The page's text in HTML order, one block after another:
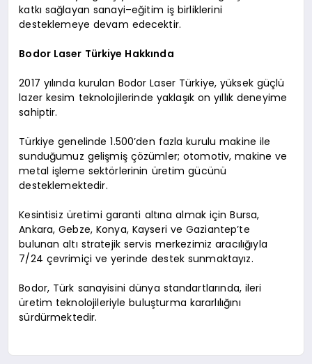
katkı sağlayan sanayi–eğitim iş birliklerini
desteklemeye devam edecektir.
Bodor Laser Türkiye Hakkında
2017 yılında kurulan Bodor Laser Türkiye, yüksek güçlü
lazer kesim teknolojilerinde yaklaşık on yıllık deneyime
sahiptir.
Türkiye genelinde 1.500’den fazla kurulu makine ile
sunduğumuz gelişmiş çözümler; otomotiv, makine ve
metal işleme sektörlerinin üretim gücünü
desteklemektedir.
Kesintisiz üretimi garanti altına almak için Bursa,
Ankara, Gebze, Konya, Kayseri ve Gaziantep’te
bulunan altı stratejik servis merkezimiz aracılığıyla
7/24 çevrimiçi ve yerinde destek sunmaktayız.
Bodor, Türk sanayisini dünya standartlarında, ileri
üretim teknolojileriyle buluşturma kararlılığını
sürdürmektedir.